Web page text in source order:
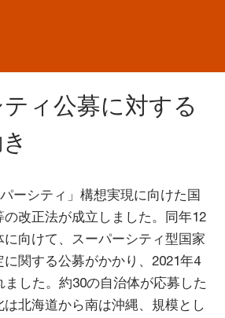
ィ公募に対する
ーシティ」構想実現に向けた国
改正法が成立しました。同年12
に向けて、スーパーシティ型国家
関する公募がかかり、2021年4
ました。約30の自治体が応募した
は北海道から南は沖縄、規模とし